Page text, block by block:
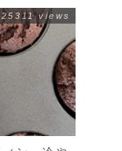
25311 views